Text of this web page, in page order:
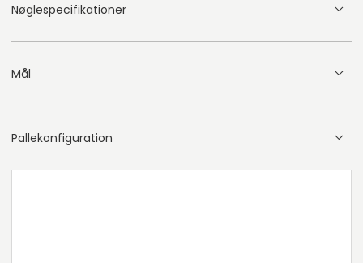
Nøglespecifikationer
Mål
Pallekonfiguration